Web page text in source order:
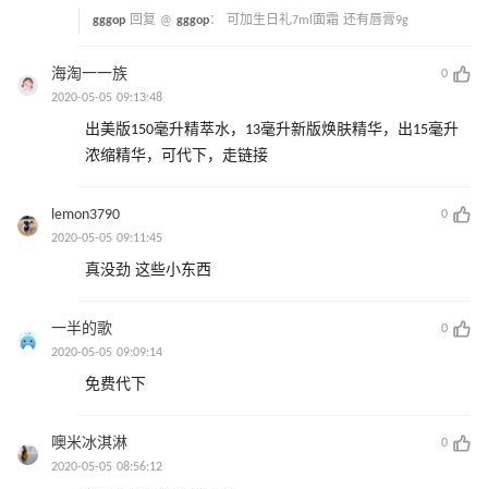
gggop 回复 @ gggop： 可加生日礼7ml面霜 还有唇膏9g
海淘一一族
0
2020-05-05 09:13:48
出美版150毫升精萃水，13毫升新版焕肤精华，出15毫升
浓缩精华，可代下，走链接
lemon3790
0
2020-05-05 09:11:45
真没劲 这些小东西
一半的歌
0
2020-05-05 09:09:14
免费代下
噢米冰淇淋
0
2020-05-05 08:56:12